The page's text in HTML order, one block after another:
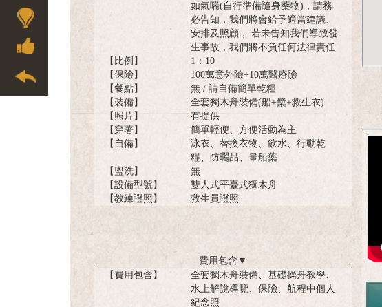
如氣喘(自行準備隨身藥物)，請務
必告知，我們將會給予適當建議、
安排及照顧， 若未告知我們導致發
生事故，我們將不負任何法律責任
【比例】
1：10
【保險】
100萬意外險+10萬醫療險
【餐點】
無 / 請自備簡單乾糧
【裝備】
全套獨木舟裝備(船+槳+救生衣)
【照片】
有提供
【穿著】
簡單輕便、方便活動為主
【自備】
泳衣、替換衣物、飲水、行動乾
糧、防曬品、暈船藥
【盥洗】
無
【設備型號】
雙人式平臺式獨木舟
【教練證照】
救生員證照
費用包含▼
【費用包含】
全套獨木舟裝備、基礎操舟教學、
水上解說導覽、保險、航程中個人
紀念照